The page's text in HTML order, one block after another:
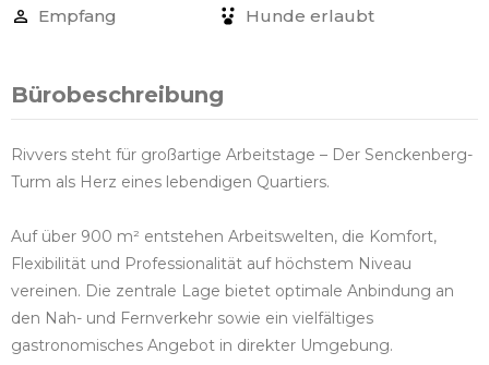
Empfang Hunde erlaubt
Bürobeschreibung
Rivvers steht für großartige Arbeitstage – Der Senckenberg-
Turm als Herz eines lebendigen Quartiers.
Auf über 900 m² entstehen Arbeitswelten, die Komfort,
Flexibilität und Professionalität auf höchstem Niveau
vereinen. Die zentrale Lage bietet optimale Anbindung an
den Nah- und Fernverkehr sowie ein vielfältiges
gastronomisches Angebot in direkter Umgebung.